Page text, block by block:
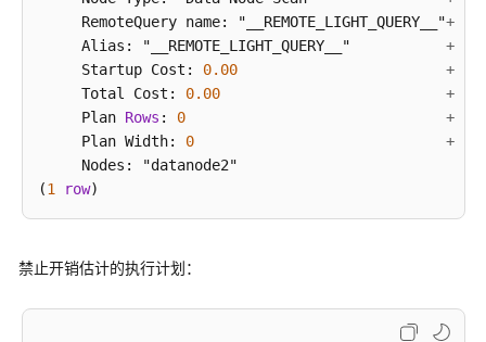
     RemoteQuery name: "__REMOTE_LIGHT_QUERY__"
+
     Alias: "__REMOTE_LIGHT_QUERY__"
+
     Startup Cost:
0.00
+
     Total Cost:
0.00
+
     Plan
Rows : 0
+
     Plan Width:
0
+
     Nodes: "datanode2"
(1 row
禁止开销估计的执行计划：